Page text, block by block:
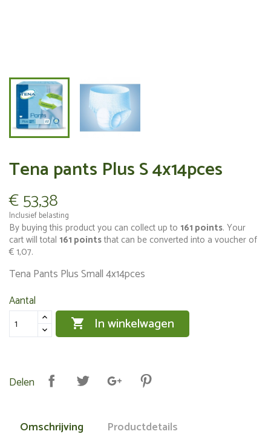
Tena pants Plus S 4x14pces
€ 53,38
Inclusief belasting
By buying this product you can collect up to 161 points. Your
cart will total 161 pointsthat can be converted into a voucher of
€ 1,07.
Tena Pants Plus Small 4x14pces
Aantal
 In winkelwagen
Delen
Omschrijving Productdetails